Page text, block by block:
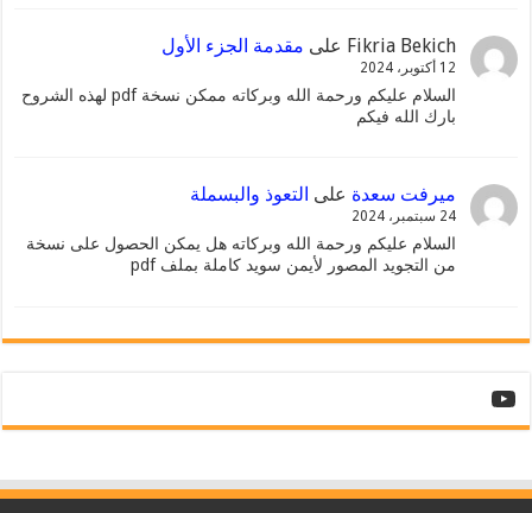
Fikria Bekichعلى مقدمة الجزء الأول
12 أكتوبر، 2024
السلام عليكم ورحمة الله وبركاته ممكن نسخة pdf لهذه الشروح
بارك الله فيكم
ميرفت سعدةعلى التعوذ والبسملة
24 سبتمبر، 2024
السلام عليكم ورحمة الله وبركاته هل يمكن الحصول على نسخة
من التجويد المصور لأيمن سويد كاملة بملف pdf
YouTube